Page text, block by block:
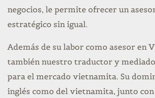
negocios, le permite ofrecer un
estratégico sin igual.
Además de su labor como asesor en
también nuestro traductor y
para el mercado vietnamita. Su
inglés como del vietnamita, junto con